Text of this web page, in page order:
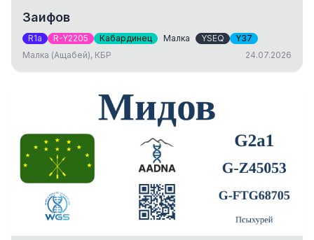
Заифов
R1a R-Y2205 Кабардинец Малка YSEQ
Y37
Малка (Ащабей), КБР
24.07.2026